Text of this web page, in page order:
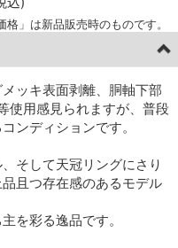
」は新品販売時のものです。
ッキ表面剥離、胴軸下部
使用感見られますが、普段
ンディションです。
そして天冠リングにさり
且つ存在感のあるモデル
を彩る逸品です。